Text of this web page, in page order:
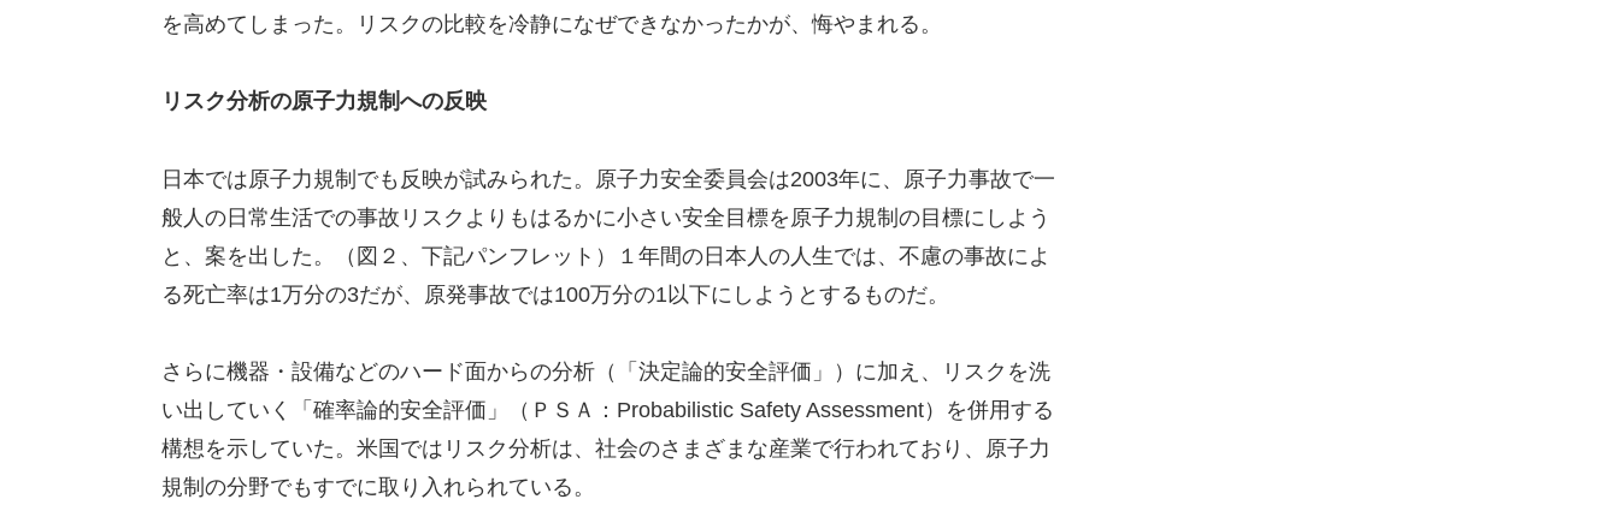
を高めてしまった。リスクの比較を冷静になぜできなかったかが、悔やまれる。
リスク分析の原子力規制への反映
日本では原子力規制でも反映が試みられた。原子力安全委員会は2003年に、原子力事故で一
般人の日常生活での事故リスクよりもはるかに小さい安全目標を原子力規制の目標にしよう
と、案を出した。（図２、下記パンフレット）１年間の日本人の人生では、不慮の事故によ
る死亡率は1万分の3だが、原発事故では100万分の1以下にしようとするものだ。
さらに機器・設備などのハード面からの分析（「決定論的安全評価」）に加え、リスクを洗
い出していく「確率論的安全評価」（ＰＳＡ：Probabilistic Safety Assessment）を併用する
構想を示していた。米国ではリスク分析は、社会のさまざまな産業で行われており、原子力
規制の分野でもすでに取り入れられている。